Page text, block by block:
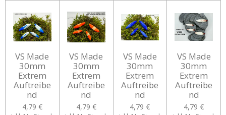
VS Made
30mm
Extrem
Auftreibe
nd
4,79 €
VS Made
30mm
Extrem
Auftreibe
nd
4,79 €
VS Made
30mm
Extrem
Auftreibe
nd
4,79 €
VS Made
30mm
Extrem
Auftreibe
nd
4,79 €